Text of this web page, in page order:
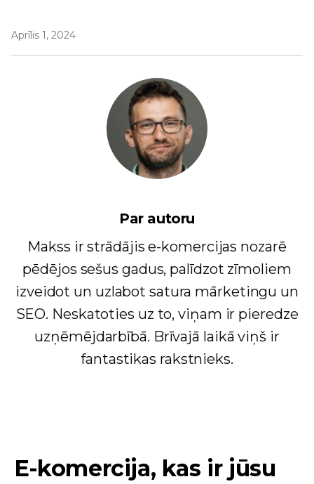
Aprīlis 1, 2024
Par autoru
Makss ir strādājis e-komercijas nozarē
pēdējos sešus gadus, palīdzot zīmoliem
izveidot un uzlabot satura mārketingu un
SEO. Neskatoties uz to, viņam ir pieredze
uzņēmējdarbībā. Brīvajā laikā viņš ir
fantastikas rakstnieks.
E-komercija, kas ir jūsu